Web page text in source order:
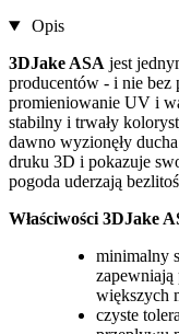
Opis
3DJake ASA jest
producentów - i nie
promieniowanie UV i
stabilny i trwały
dawno wyzionęły
druku 3D i pokazuje
pogoda uderzają
Właściwości 3DJake
minimalny
większych
czyste